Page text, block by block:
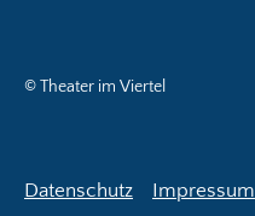
© Theater im Viertel
Datenschutz Impressum